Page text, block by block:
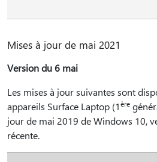
Mises à jour de mai 2021
Version du 6 mai
Les mises à jour suivantes sont
appareils Surface Laptop (1ère
jour de mai 2019 de Windows 10,
récente.